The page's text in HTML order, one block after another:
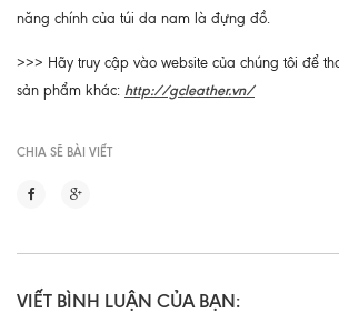
năng chính của túi da nam là đựng đồ.
>>> Hãy truy cập vào website của chúng tôi để
sản phẩm khác: http://gcleather.vn/
CHIA SẼ BÀI VIẾT
VIẾT BÌNH LUẬN CỦA BẠN: